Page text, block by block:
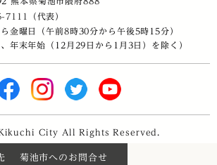
7111
（代表）
金曜日（午前8時30分から午後5時15分）
、年末年始（12月29日から1月3日）を除く）
City All Rights Reserved.
菊池市へのお問合せ